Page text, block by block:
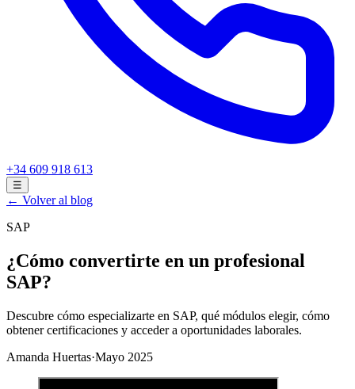
+34 609 918 613
☰
← Volver al blog
SAP
¿Cómo convertirte en un profesional
SAP?
Descubre cómo especializarte en SAP, qué módulos elegir, cómo
obtener certificaciones y acceder a oportunidades laborales.
Amanda Huertas·Mayo 2025